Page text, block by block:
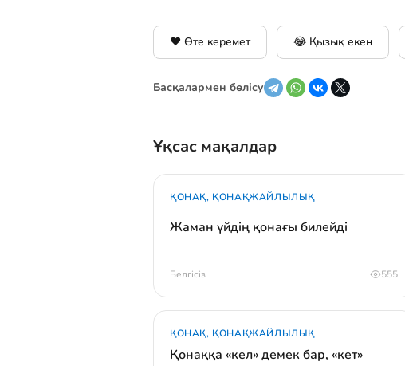
❤️ Өте керемет 😂 Қызық екен
Басқалармен бөлісу
Ұқсас мақалдар
ҚОНАҚ, ҚОНАҚЖАЙЛЫЛЫҚ
Жаман үйдің қонағы билейді
Белгісіз 555
ҚОНАҚ, ҚОНАҚЖАЙЛЫЛЫҚ
Қонаққа «кел» демек бар, «кет»